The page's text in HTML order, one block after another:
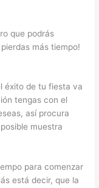
que podrás
más tiempo!
éxito de tu fiesta va
tengas con el
así procura
muestra
para comenzar
está decir, que la